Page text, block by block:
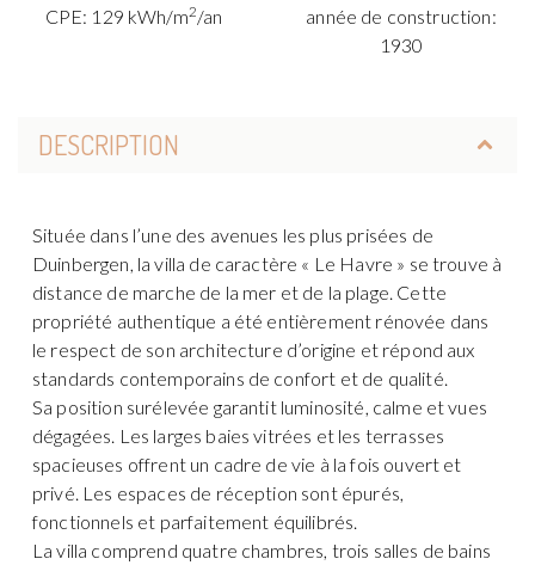
CPE: 129 kWh/m2/an
année de construction:
1930
DESCRIPTION
Située dans l’une des avenues les plus prisées de
Duinbergen, la villa de caractère « Le Havre » se trouve à
distance de marche de la mer et de la plage. Cette
propriété authentique a été entièrement rénovée dans
le respect de son architecture d’origine et répond aux
standards contemporains de confort et de qualité.
Sa position surélevée garantit luminosité, calme et vues
dégagées. Les larges baies vitrées et les terrasses
spacieuses offrent un cadre de vie à la fois ouvert et
privé. Les espaces de réception sont épurés,
fonctionnels et parfaitement équilibrés.
La villa comprend quatre chambres, trois salles de bains